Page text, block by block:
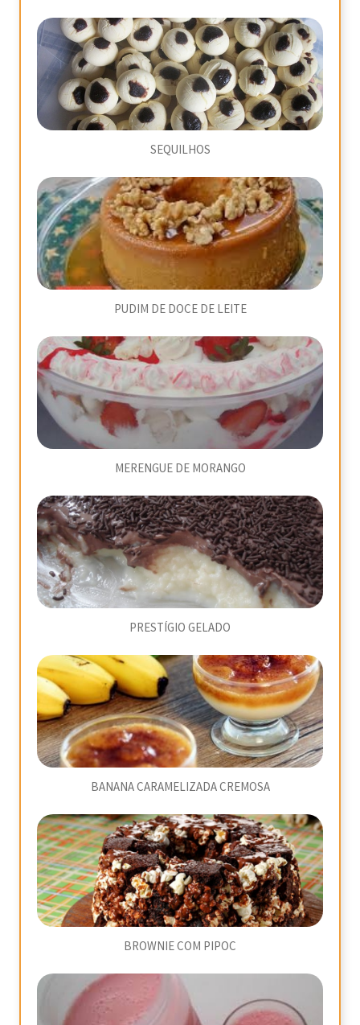
SEQUILHOS
PUDIM DE DOCE DE LEITE
MERENGUE DE MORANGO
PRESTÍGIO GELADO
BANANA CARAMELIZADA CREMOSA
BROWNIE COM PIPOC